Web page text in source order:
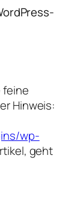
feine
Hinweis:
wp-
geht